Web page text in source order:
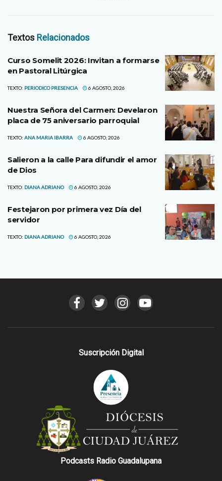
Textos Relacionados
Curso Somelit 2026: Invitan a formarse
en Pastoral Litúrgica
TEXTO: PERIODICO PRESENCIA 6 AGOSTO, 2026
Nuestra Señora del Carmen: Develaron
placa de 75 aniversario parroquial
TEXTO: ANA MARIA IBARRA 6 AGOSTO, 2026
Salieron a la calle Para difundir el amor
de Dios
TEXTO: DIANA ADRIANO 6 AGOSTO, 2026
Festejaron por primera vez Día del
servidor
TEXTO: DIANA ADRIANO 6 AGOSTO, 2026
Suscripción Digital
Podcasts Radio Guadalupana